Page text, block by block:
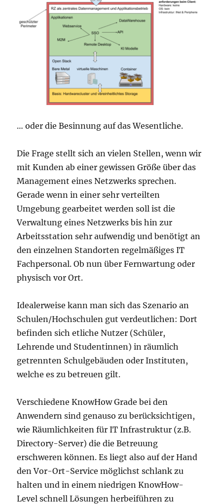
… oder die Besinnung auf das Wesentliche.
Die Frage stellt sich an vielen Stellen, wenn wir
mit Kunden ab einer gewissen Größe über das
Management eines Netzwerks sprechen.
Gerade wenn in einer sehr verteilten
Umgebung gearbeitet werden soll ist die
Verwaltung eines Netzwerks bis hin zur
Arbeitsstation sehr aufwendig und benötigt an
den einzelnen Standorten regelmäßiges IT
Fachpersonal. Ob nun über Fernwartung oder
physisch vor Ort.
Idealerweise kann man sich das Szenario an
Schulen/Hochschulen gut verdeutlichen: Dort
befinden sich etliche Nutzer (Schüler,
Lehrende und Studentinnen) in räumlich
getrennten Schulgebäuden oder Instituten,
welche es zu betreuen gilt.
Verschiedene KnowHow Grade bei den
Anwendern sind genauso zu berücksichtigen,
wie Räumlichkeiten für IT Infrastruktur (z.B.
Directory-Server) die die Betreuung
erschweren können. Es liegt also auf der Hand
den Vor-Ort-Service möglichst schlank zu
halten und in einem niedrigen KnowHow-
Level schnell Lösungen herbeiführen zu